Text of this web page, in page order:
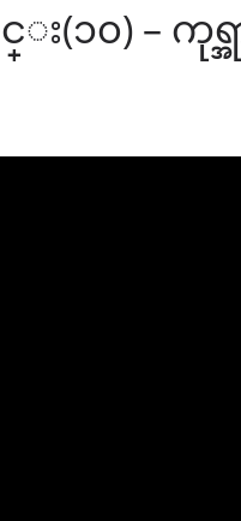
၀) – ကုရ္